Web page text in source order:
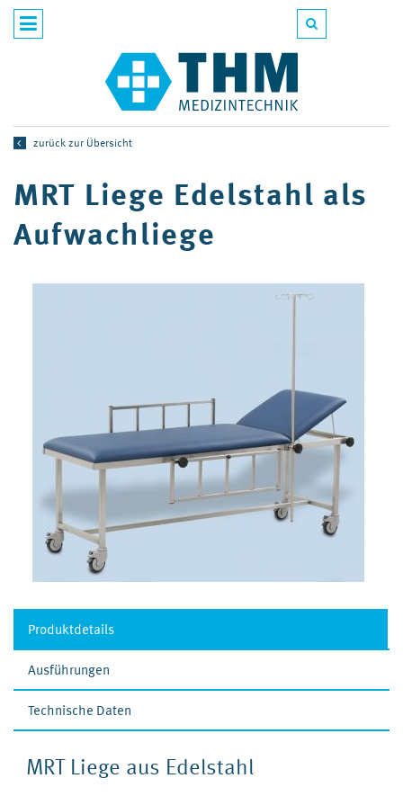
zurück zur Übersicht
MRT Liege Edelstahl als
Aufwachliege
Produktdetails
Ausführungen
Technische Daten
MRT Liege aus Edelstahl